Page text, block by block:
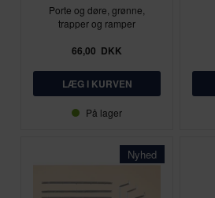
Porte og døre, grønne,
trapper og ramper
66,00 DKK
På lager
Nyhed